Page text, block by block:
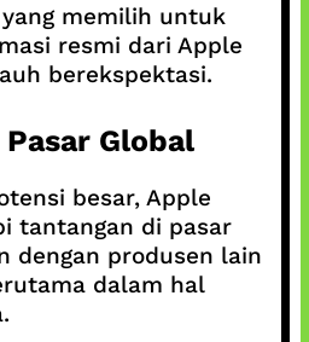
memilih untuk
resmi dari Apple
berekspektasi.
Global
besar, Apple
tantangan di pasar
dengan produsen lain
dalam hal